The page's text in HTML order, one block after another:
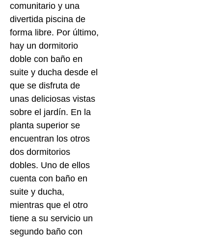
comunitario y una
divertida piscina de
forma libre. Por último,
hay un dormitorio
doble con baño en
suite y ducha desde el
que se disfruta de
unas deliciosas vistas
sobre el jardín. En la
planta superior se
encuentran los otros
dos dormitorios
dobles. Uno de ellos
cuenta con baño en
suite y ducha,
mientras que el otro
tiene a su servicio un
segundo baño con